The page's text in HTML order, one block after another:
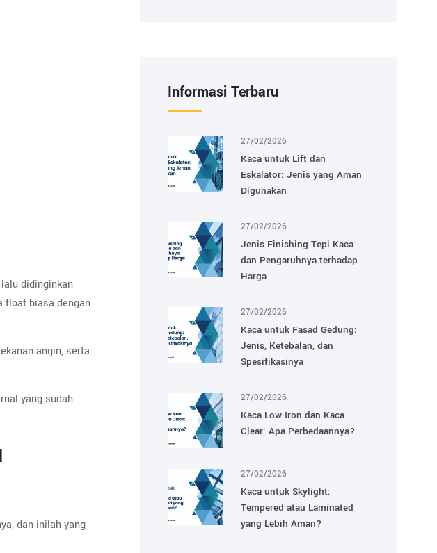
didinginkan
float biasa dengan
angin, serta
yang sudah
dan inilah yang
Informasi Terbaru
27/02/2026
Kaca untuk Lift dan
Eskalator: Jenis yang Aman
Digunakan
27/02/2026
Jenis Finishing Tepi Kaca
dan Pengaruhnya terhadap
Harga
27/02/2026
Kaca untuk Fasad Gedung:
Jenis, Ketebalan, dan
Spesifikasinya
27/02/2026
Kaca Low Iron dan Kaca
Clear: Apa Perbedaannya?
27/02/2026
Kaca untuk Skylight:
Tempered atau Laminated
yang Lebih Aman?